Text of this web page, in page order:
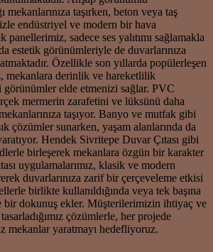
mekanlarınıza taşırken, beton veya taş
endüstriyel ve modern bir hava
sadece ses yalıtımı sağlamakla
estetik görünümleriyle de duvarlarınıza
Özellikle son yıllarda popülerleşen
mekanlara derinlik ve hareketlilik
görünümler elde etmenizi sağlar. PVC
mermerin zarafetini ve lüksünü daha
taşıyor. Banyo ve mutfak gibi
çözümler sunarken, yaşam alanlarında da
Hendek Sivritepe Duvar Çıtası gibi
birleşerek mekanlara özgün bir karakter
uygulamalarımız, klasik ve modern
duvarlarınıza zarif bir çerçeveleme etkisi
birlikte kullanıldığında veya tek başına
bir dokunuş ekler. Müşterilerimizin ihtiyaç ve
çözümlerle, her projede
mekanlar yaratmayı hedefliyoruz.